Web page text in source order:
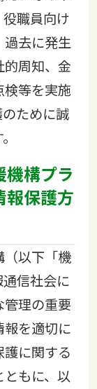
職員向け
過去に発生
的周知、金
等を実施
ために誠
構プラ
報保護方
以下「機
信社会に
管理の重要
を適切に
に関する
もに、以